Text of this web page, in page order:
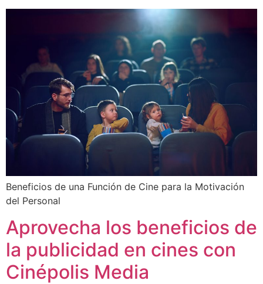
Beneficios de una Función de Cine para la Motivación
del Personal
Aprovecha los beneficios de
la publicidad en cines con
Cinépolis Media